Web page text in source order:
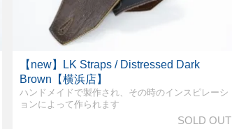
【new】LK Straps / Distressed Dark
Brown【横浜店】
ハンドメイドで製作され、その時のインスピレーシ
ョンによって作られます
SOLD OUT